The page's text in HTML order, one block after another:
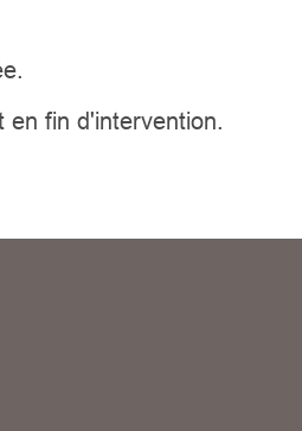
en fin d'intervention.